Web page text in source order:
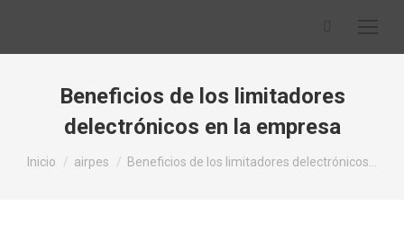
Beneficios de los limitadores
delectrónicos en la empresa
Estás aquí:
Inicio airpes Beneficios de los limitadores delectrónicos…